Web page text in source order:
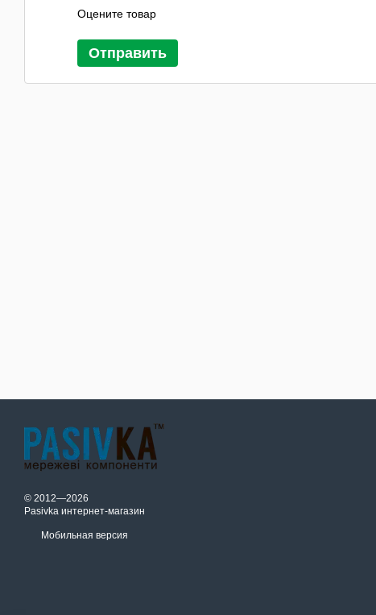
Оцените товар
Отправить
© 2012—2026
Pasivka интернет-магазин
Мобильная версия